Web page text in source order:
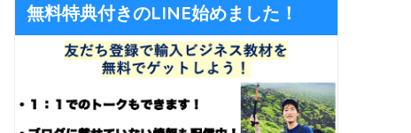
無料特典付きのLINE始めました！